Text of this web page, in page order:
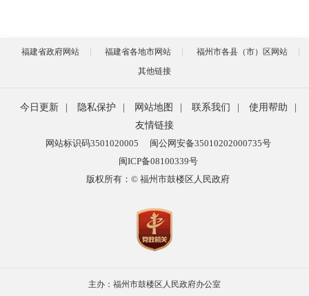
福建省政府网站 福建省各地市网站
福州市各县（市）区网站
其他链接
今日更新 隐私保护 网站地图 联系我们 使用帮助
友情链接
网站标识码3501020005
闽公网安备35010202000735号
闽ICP备08100339号
版权所有：© 福州市鼓楼区人民政府
主办：福州市鼓楼区人民政府办公室